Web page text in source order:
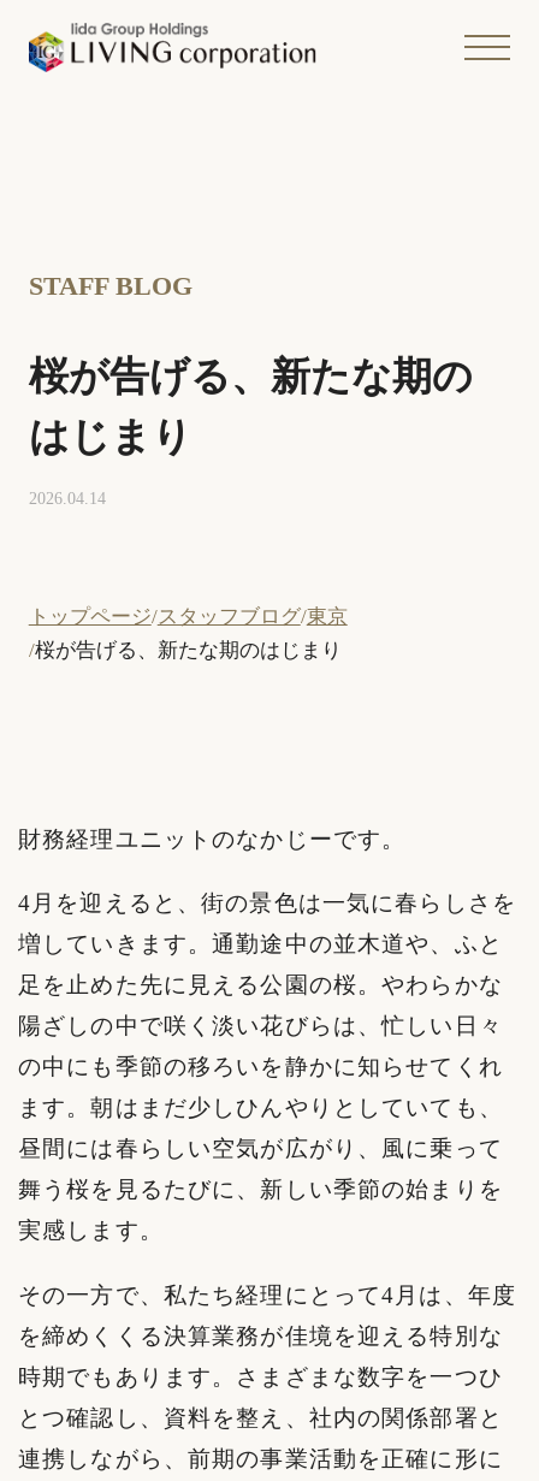
STAFF BLOG
桜が告げる、新たな期の
はじまり
2026.04.14
トップページ スタッフブログ 東京
桜が告げる、新たな期のはじまり
財務経理ユニットのなかじーです。
4月を迎えると、街の景色は一気に春らしさを
増していきます。通勤途中の並木道や、ふと
足を止めた先に見える公園の桜。やわらかな
陽ざしの中で咲く淡い花びらは、忙しい日々
の中にも季節の移ろいを静かに知らせてくれ
ます。朝はまだ少しひんやりとしていても、
昼間には春らしい空気が広がり、風に乗って
舞う桜を見るたびに、新しい季節の始まりを
実感します。
その一方で、私たち経理にとって4月は、年度
を締めくくる決算業務が佳境を迎える特別な
時期でもあります。さまざまな数字を一つひ
とつ確認し、資料を整え、社内の関係部署と
連携しながら、前期の事業活動を正確に形に